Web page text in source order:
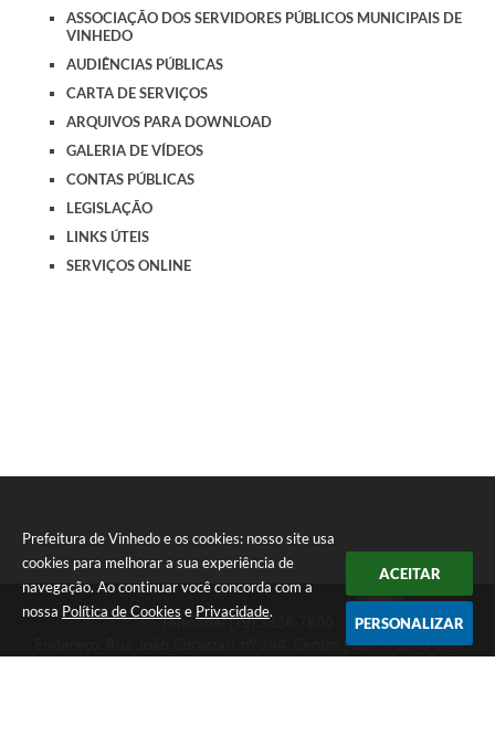
Prefeitura de Vinhedo e os cookies: nosso site usa
cookies para melhorar a sua experiência de
navegação. Ao continuar você concorda com a
nossa Política de Cookies e Privacidade.
ACEITAR
PERSONALIZAR
ASSOCIAÇÃO DOS SERVIDORES PÚBLICOS MUNICIPAIS DE
VINHEDO
AUDIÊNCIAS PÚBLICAS
CARTA DE SERVIÇOS
ARQUIVOS PARA DOWNLOAD
GALERIA DE VÍDEOS
CONTAS PÚBLICAS
LEGISLAÇÃO
LINKS ÚTEIS
SERVIÇOS ONLINE
Telefone: (19) 3826-7800
Endereço: Rua João Corazzari, nº 394, Centro | CEP: 13280-091